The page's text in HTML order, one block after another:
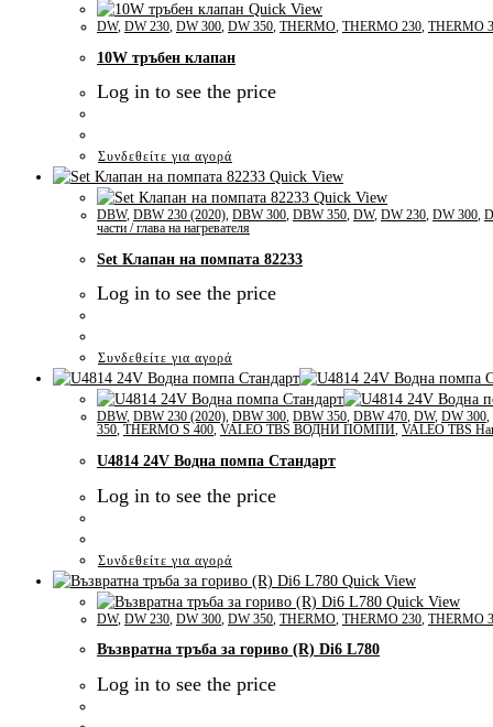
Quick View
DW, DW 230, DW 300, DW 350, THERMO, THERMO 230, THERMO
10W тръбен клапан
Log in to see the price
Συνδεθείτε για αγορά
Quick View
Quick View
DBW, DBW 230 (2020), DBW 300, DBW 350, DW, DW 230, DW 300,
части / глава на нагревателя
Set Клапан на помпата 82233
Log in to see the price
Συνδεθείτε για αγορά
DBW, DBW 230 (2020), DBW 300, DBW 350, DBW 470, DW, DW 300,
350, THERMO S 400, VALEO TBS ВОДНИ ПОМПИ, VALEO TBS
U4814 24V Водна помпа Стандарт
Log in to see the price
Συνδεθείτε για αγορά
Quick View
Quick View
DW, DW 230 DW 300 DW 350 THERMO THERMO 230 THERMO
Възвратна тръба за гориво (R) Di6 L780
Log in to see the price